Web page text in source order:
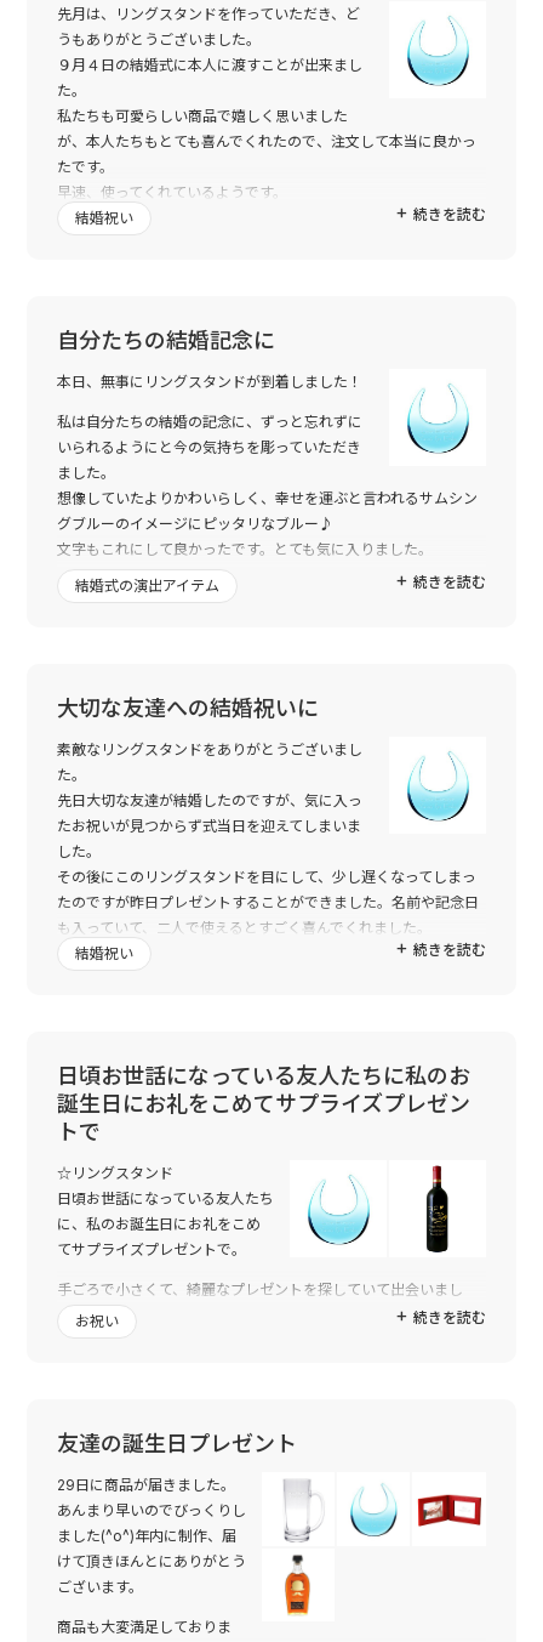
先月は、リングスタンドを作っていただき、ど
うもありがとうございました。
９月４日の結婚式に本人に渡すことが出来まし
た。
私たちも可愛らしい商品で嬉しく思いました
が、本人たちもとても喜んでくれたので、注文して本当に良かっ
たです。
早速、使ってくれているようです。
本当に、有難うございました。
続きを読む
結婚祝い
自分たちの結婚記念に
本日、無事にリングスタンドが到着しました！
私は自分たちの結婚の記念に、ずっと忘れずに
いられるようにと今の気持ちを彫っていただき
ました。
想像していたよりかわいらしく、幸せを運ぶと言われるサムシン
グブルーのイメージにピッタリなブルー♪
文字もこれにして良かったです。とても気に入りました。
お洒落なのでいつも見える場所に飾る事にしました。 続きを読む
結婚式の演出アイテム
大切な友達への結婚祝いに
素敵なリングスタンドをありがとうございまし
た。
先日大切な友達が結婚したのですが、気に入っ
たお祝いが見つからず式当日を迎えてしまいま
した。
その後にこのリングスタンドを目にして、少し遅くなってしまっ
たのですが昨日プレゼントすることができました。名前や記念日
も入っていて、二人で使えるとすごく喜んでくれました。
彼女に渡した後彼も合流したのですが、「ウオー！」と声をあげ
くれて、彼女は「これから結婚する人みんなにあげてほしい。絶
対喜ぶから！！」と言っていました。
実物を見たら私自身もほしくなってしまいました。本当にありが
とうございました。
続きを読む
結婚祝い
日頃お世話になっている友人たちに私のお
誕生日にお礼をこめてサプライズプレゼン
トで
☆リングスタンド
日頃お世話になっている友人たち
に、私のお誕生日にお礼をこめ
てサプライズプレゼントで。
手ごろで小さくて、綺麗なプレゼントを探していて出会いまし
た。
サプライズで3人に渡しましたが、3人とも感動してくれて、サプ
☆赤ワインのレリーフボトル
赤ワイン好きな結婚される男性の先輩へ。後輩からお祝いのメッ
セージを入れて。
これもサプライズのプレゼントで渡しました。
その場でラッピングをあけてもらって、みさせてもらいました。
とってもかわいく仕上がっていて、先輩共々感動。先輩にも大変
気に入っていただけました。
続きを読む
お祝い
友達の誕生日プレゼント
29日に商品が届きました。
あんまり早いのでびっくりし
ました(^o^)年内に制作、届
けて頂きほんとにありがとう
ございます。
商品も大変満足しておりま